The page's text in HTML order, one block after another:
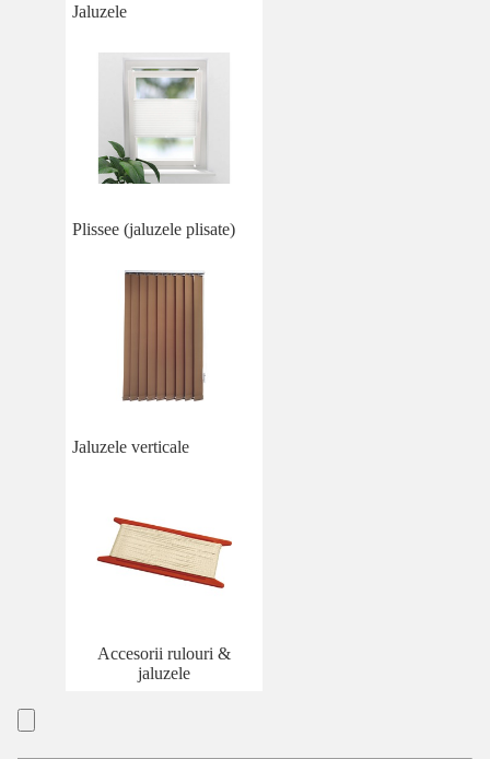
Jaluzele
Plissee (jaluzele plisate)
Jaluzele verticale
Accesorii rulouri &
jaluzele